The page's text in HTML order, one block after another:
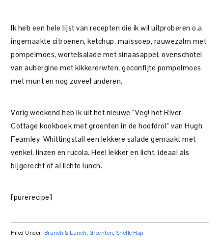
Ik heb een hele lijst van recepten die ik wil uitproberen o.a.
ingemaakte citroenen, ketchup, maïssoep, rauwezalm met
pompelmoes, wortelsalade met sinaasappel, ovenschotel
van aubergine met kikkererwten, geconfijte pompelmoes
met munt en nog zoveel anderen.
Vorig weekend heb ik uit het nieuwe “Veg! het River
Cottage kookboek met groenten in de hoofdrol” van Hugh
Fearnley-Whittingstall een lekkere salade gemaakt met
venkel, linzen en rucola. Heel lekker en licht, ideaal als
bijgerecht of al lichte lunch.
[purerecipe]
Filed Under: Brunch & Lunch, Groenten, Snelle Hap